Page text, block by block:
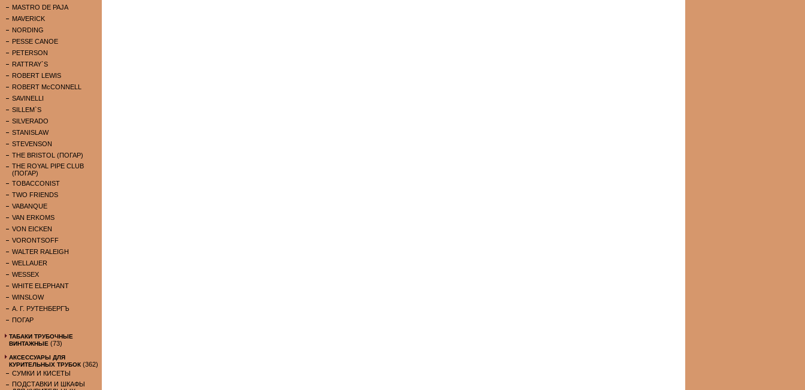
MASTRO DE PAJA
MAVERICK
NORDING
PESSE CANOE
PETERSON
RATTRAY`S
ROBERT LEWIS
ROBERT McCONNELL
SAVINELLI
SILLEM`S
SILVERADO
STANISLAW
STEVENSON
THE BRISTOL (ПОГАР)
THE ROYAL PIPE CLUB
(ПОГАР)
TOBACCONIST
TWO FRIENDS
VABANQUE
VAN ERKOMS
VON EICKEN
VORONTSOFF
WALTER RALEIGH
WELLAUER
WESSEX
WHITE ELEPHANT
WINSLOW
А. Г. РУТЕНБЕРГЪ
ПОГАР
ТАБАКИ ТРУБОЧНЫЕ
ВИНТАЖНЫЕ (73)
АКСЕССУАРЫ ДЛЯ
КУРИТЕЛЬНЫХ ТРУБОК (362)
СУМКИ И КИСЕТЫ
ПОДСТАВКИ И ШКАФЫ